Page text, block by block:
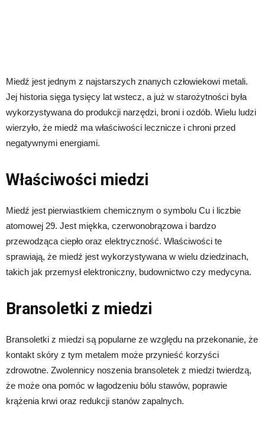
Miedź jest jednym z najstarszych znanych człowiekowi metali.
Jej historia sięga tysięcy lat wstecz, a już w starożytności była
wykorzystywana do produkcji narzędzi, broni i ozdób. Wielu ludzi
wierzyło, że miedź ma właściwości lecznicze i chroni przed
negatywnymi energiami.
Właściwości miedzi
Miedź jest pierwiastkiem chemicznym o symbolu Cu i liczbie
atomowej 29. Jest miękka, czerwonobrązowa i bardzo
przewodząca ciepło oraz elektryczność. Właściwości te
sprawiają, że miedź jest wykorzystywana w wielu dziedzinach,
takich jak przemysł elektroniczny, budownictwo czy medycyna.
Bransoletki z miedzi
Bransoletki z miedzi są popularne ze względu na przekonanie, że
kontakt skóry z tym metalem może przynieść korzyści
zdrowotne. Zwolennicy noszenia bransoletek z miedzi twierdzą,
że może ona pomóc w łagodzeniu bólu stawów, poprawie
krążenia krwi oraz redukcji stanów zapalnych.